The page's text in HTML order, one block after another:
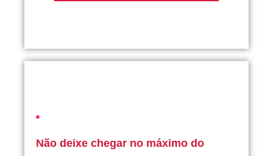
Não deixe chegar no máximo do